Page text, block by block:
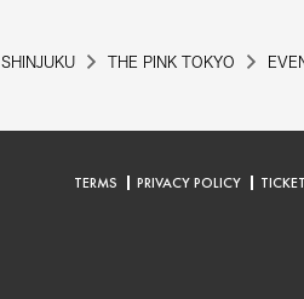
SHINJUKU THE PINK TOKYO
TERMS PRIVACY POLICY